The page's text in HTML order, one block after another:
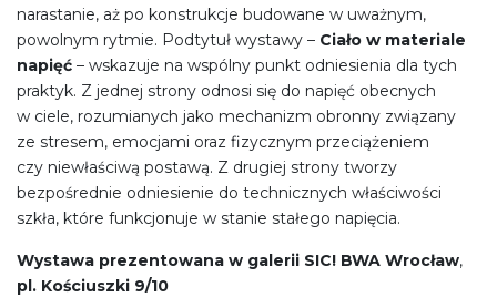
narastanie, aż po konstrukcje budowane w uważnym,
powolnym rytmie. Podtytuł wystawy – Ciało w materiale
napięć – wskazuje na wspólny punkt odniesienia dla tych
praktyk. Z jednej strony odnosi się do napięć obecnych
w ciele, rozumianych jako mechanizm obronny związany
ze stresem, emocjami oraz fizycznym przeciążeniem
czy niewłaściwą postawą. Z drugiej strony tworzy
bezpośrednie odniesienie do technicznych właściwości
szkła, które funkcjonuje w stanie stałego napięcia.
Wystawa prezentowana w galerii SIC! BWA Wrocław,
pl. Kościuszki 9/10